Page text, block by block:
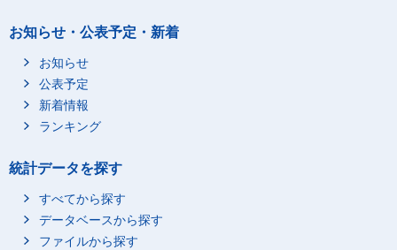
お知らせ・公表予定・新着
お知らせ
公表予定
新着情報
ランキング
統計データを探す
すべてから探す
データベースから探す
ファイルから探す